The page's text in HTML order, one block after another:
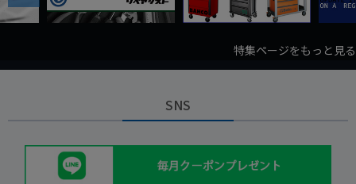
特集ページをもっと見る
SNS